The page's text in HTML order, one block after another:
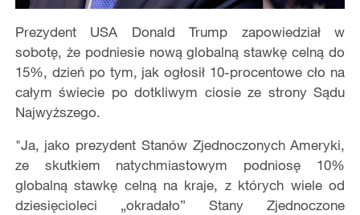
Prezydent USA Donald Trump zapowiedział w
sobotę, że podniesie nową globalną stawkę celną do
15%, dzień po tym, jak ogłosił 10-procentowe cło na
całym świecie po dotkliwym ciosie ze strony Sądu
Najwyższego.
"Ja, jako prezydent Stanów Zjednoczonych Ameryki,
ze skutkiem natychmiastowym podniosę 10%
globalną stawkę celną na kraje, z których wiele od
dziesięcioleci „okradało” Stany Zjednoczone